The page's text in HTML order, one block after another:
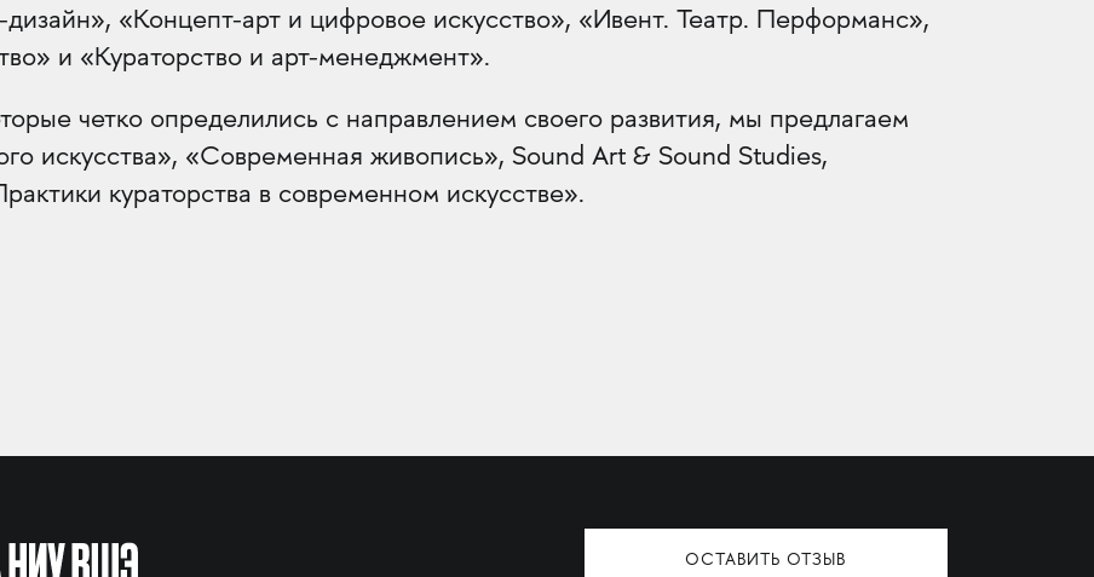
дизайн», «Концепт-арт и цифровое искусство», «Ивент. Театр. Перформанс»,
и «Кураторство и арт-менеджмент».
четко определились с направлением своего развития, мы предлагаем
искусства», «Современная живопись», Sound Art & Sound Studies,
кураторства в современном искусстве».
ОСТАВИТЬ ОТЗЫВ